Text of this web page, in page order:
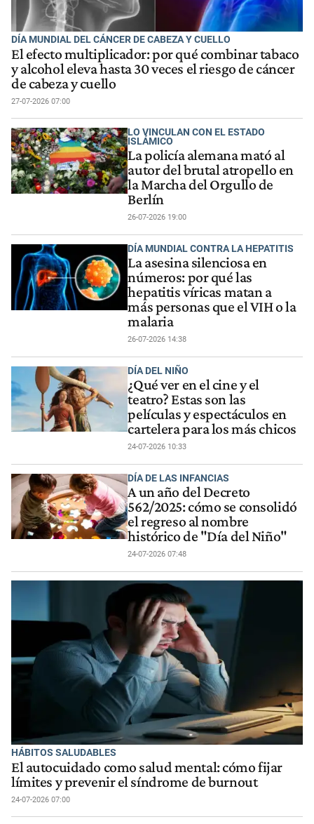
DÍA MUNDIAL DEL CÁNCER DE CABEZA Y CUELLO
El efecto multiplicador: por qué combinar tabaco
y alcohol eleva hasta 30 veces el riesgo de cáncer
de cabeza y cuello
27-07-2026 07:00
LO VINCULAN CON EL ESTADO
ISLÁMICO
La policía alemana mató al
autor del brutal atropello en
la Marcha del Orgullo de
Berlín
26-07-2026 19:00
DÍA MUNDIAL CONTRA LA HEPATITIS
La asesina silenciosa en
números: por qué las
hepatitis víricas matan a
más personas que el VIH o la
malaria
26-07-2026 14:38
DÍA DEL NIÑO
¿Qué ver en el cine y el
teatro? Estas son las
películas y espectáculos en
cartelera para los más chicos
24-07-2026 10:33
DÍA DE LAS INFANCIAS
A un año del Decreto
562/2025: cómo se consolidó
el regreso al nombre
histórico de "Día del Niño"
24-07-2026 07:48
HÁBITOS SALUDABLES
El autocuidado como salud mental: cómo fijar
límites y prevenir el síndrome de burnout
24-07-2026 07:00